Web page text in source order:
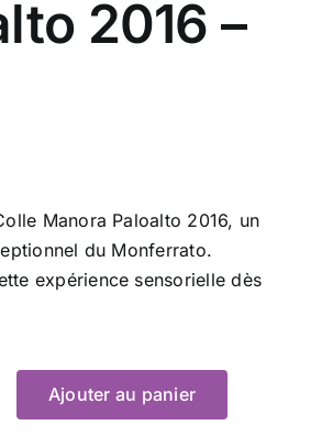
2016 –
Manora Paloalto 2016, un
du Monferrato.
expérience sensorielle dès
Ajouter au panier